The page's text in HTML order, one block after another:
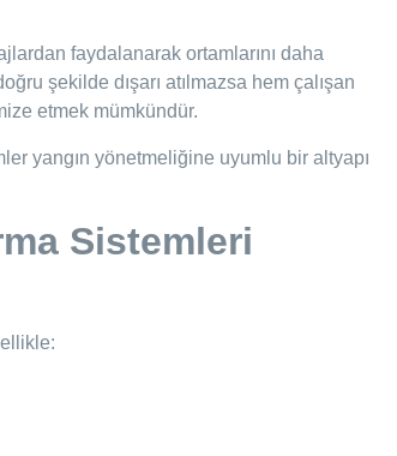
faydalanarak ortamlarını daha
şekilde dışarı atılmazsa hem çalışan
etmek mümkündür.
yangın yönetmeliğine uyumlu bir altyapı
Sistemleri